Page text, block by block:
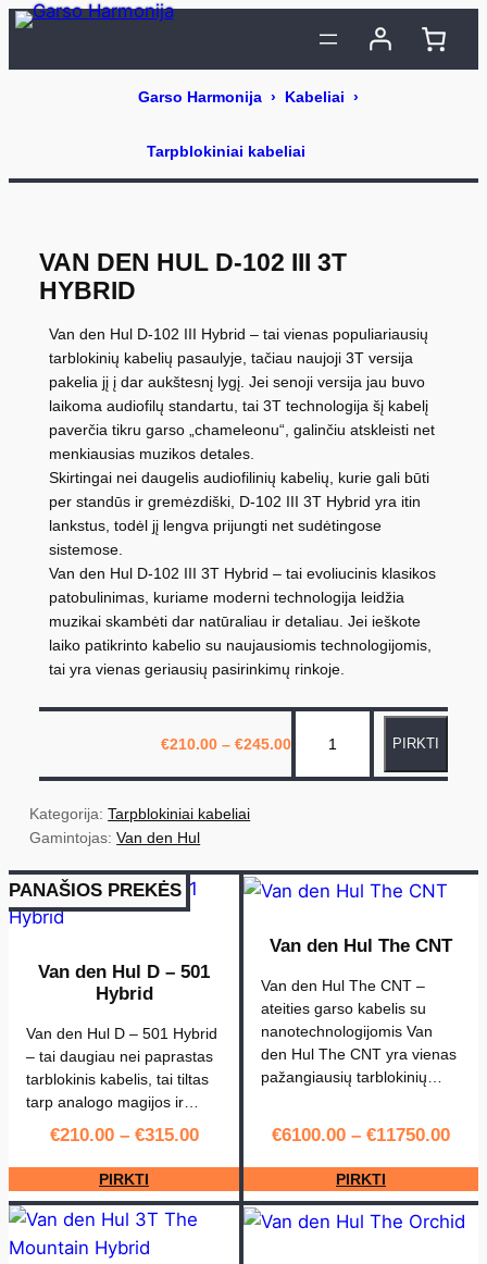
Eiti
VAN DEN HUL D-102 III 3T
HYBRID
Van den Hul D-102 III Hybrid – tai vienas populiariausių
tarblokinių kabelių pasaulyje, tačiau naujoji 3T versija
pakelia jį į dar aukštesnį lygį. Jei senoji versija jau buvo
laikoma audiofilų standartu, tai 3T technologija šį kabelį
paverčia tikru garso „chameleonu“, galinčiu atskleisti net
menkiausias muzikos detales.
Skirtingai nei daugelis audiofilinių kabelių, kurie gali būti
per standūs ir gremėzdiški, D-102 III 3T Hybrid yra itin
lankstus, todėl jį lengva prijungti net sudėtingose
sistemose.
Van den Hul D-102 III 3T Hybrid – tai evoliucinis klasikos
patobulinimas, kuriame moderni technologija leidžia
muzikai skambėti dar natūraliau ir detaliau. Jei ieškote
laiko patikrinto kabelio su naujausiomis technologijomis,
tai yra vienas geriausių pasirinkimų rinkoje.
€210.00– €245.00r
o
k
t
k
i
e
k
i
V
n
d
PIRKTI
Kategorija: Tarpblokiniai kabeliai
Gamintojas: Van den Hul
PANAŠIOS PREKĖS
Van den Hul D – 501
Hybrid
Van den Hul D – 501 Hybrid
– tai daugiau nei paprastas
tarblokinis kabelis, tai tiltas
tarp analogo magijos ir…
€210.00– €315.00
PIRKTI
Van den Hul The CNT
Van den Hul The CNT –
ateities garso kabelis su
nanotechnologijomis Van
den Hul The CNT yra vienas
pažangiausių tarblokinių…
€6100.00 – €11750.00
PIRKTI